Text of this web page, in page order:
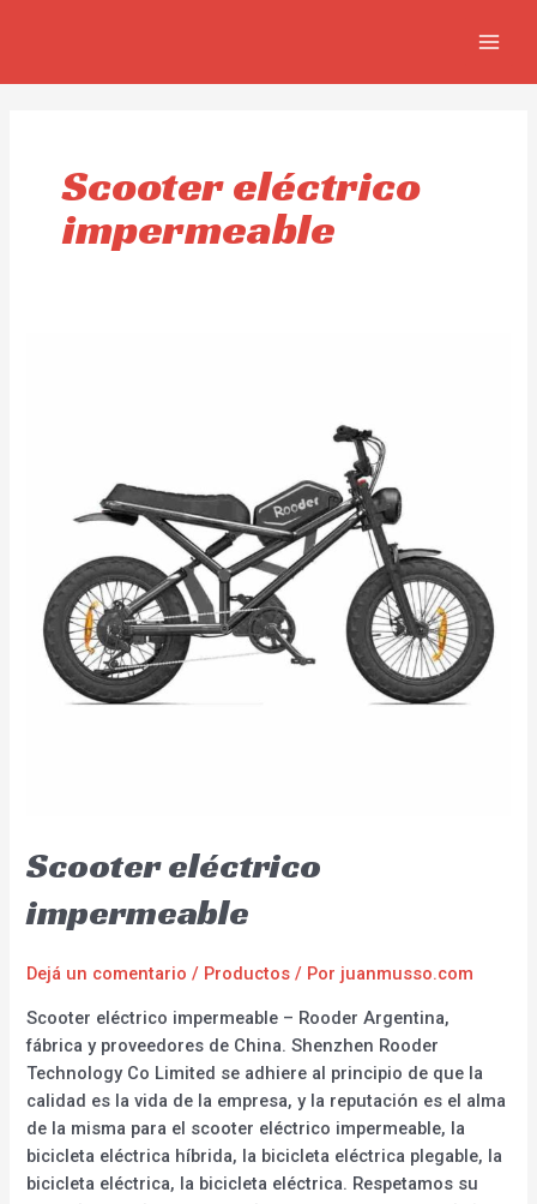
Scooter eléctrico
impermeable
Scooter eléctrico
impermeable
Dejá un comentario / Productos / Por juanmusso.com
Scooter eléctrico impermeable – Rooder Argentina,
fábrica y proveedores de China. Shenzhen Rooder
Technology Co Limited se adhiere al principio de que la
calidad es la vida de la empresa, y la reputación es el alma
de la misma para el scooter eléctrico impermeable, la
bicicleta eléctrica híbrida, la bicicleta eléctrica plegable, la
bicicleta eléctrica, la bicicleta eléctrica. Respetamos su